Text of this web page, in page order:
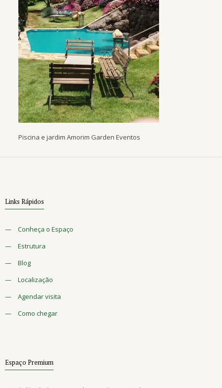
Piscina e jardim Amorim Garden Eventos
Links Rápidos
—
Conheça o Espaço
—
Estrutura
—
Blog
—
Localização
—
Agendar visita
—
Como chegar
Espaço Premium